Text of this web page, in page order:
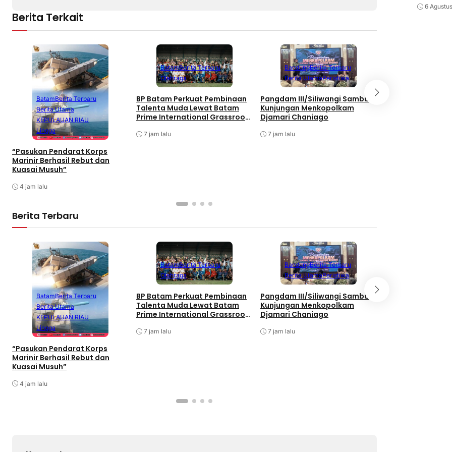
Berita Terkait
BatamBerita Terbaru
Berita Utama
KEPULAUAN RIAU
Lingga
“Pasukan Pendarat Korps
Marinir Berhasil Rebut dan
Kuasai Musuh”
4 jam lalu
BatamBerita Terbaru
Olahraga
BP Batam Perkuat Pembinaan
Talenta Muda Lewat Batam
Prime International Grassroot
7 jam lalu
BandungBerita Terbaru
Berita UtamaPeristiwa
Pangdam III/Siliwangi Sambut
Kunjungan Menkopolkam
Djamari Chaniago
7 jam lalu
Berita Terbaru
BatamBerita Terbaru
Berita Utama
KEPULAUAN RIAU
Lingga
“Pasukan Pendarat Korps
Marinir Berhasil Rebut dan
Kuasai Musuh”
4 jam lalu
BatamBerita Terbaru
Olahraga
BP Batam Perkuat Pembinaan
Talenta Muda Lewat Batam
Prime International Grassroot
7 jam lalu
BandungBerita Terbaru
Berita UtamaPeristiwa
Pangdam III/Siliwangi Sambut
Kunjungan Menkopolkam
Djamari Chaniago
7 jam lalu
6